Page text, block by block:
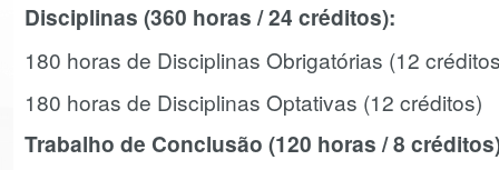
Disciplinas (360 horas / 24 créditos):
180 horas de Disciplinas Obrigatórias (12
180 horas de Disciplinas Optativas (12 créditos)
Trabalho de Conclusão (120 horas / 8